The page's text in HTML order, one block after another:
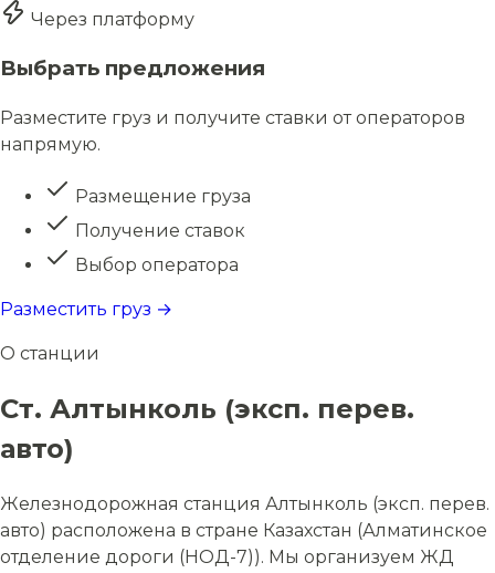
Через платформу
Выбрать предложения
Разместите груз и получите ставки от операторов
напрямую.
Размещение груза
Получение ставок
Выбор оператора
Разместить груз →
О станции
Ст. Алтынколь (эксп. перев.
авто)
Железнодорожная станция Алтынколь (эксп. перев.
авто) расположена в стране Казахстан (Алматинское
отделение дороги (НОД-7)). Мы организуем ЖД